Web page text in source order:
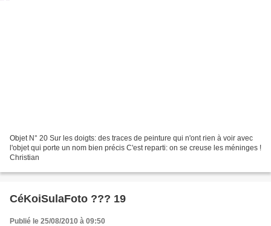
Objet N° 20 Sur les doigts: des traces de peinture qui n'ont rien à voir avec
l'objet qui porte un nom bien précis C'est reparti: on se creuse les méninges !
Christian
CéKoiSulaFoto ??? 19
Publié le 25/08/2010 à 09:50